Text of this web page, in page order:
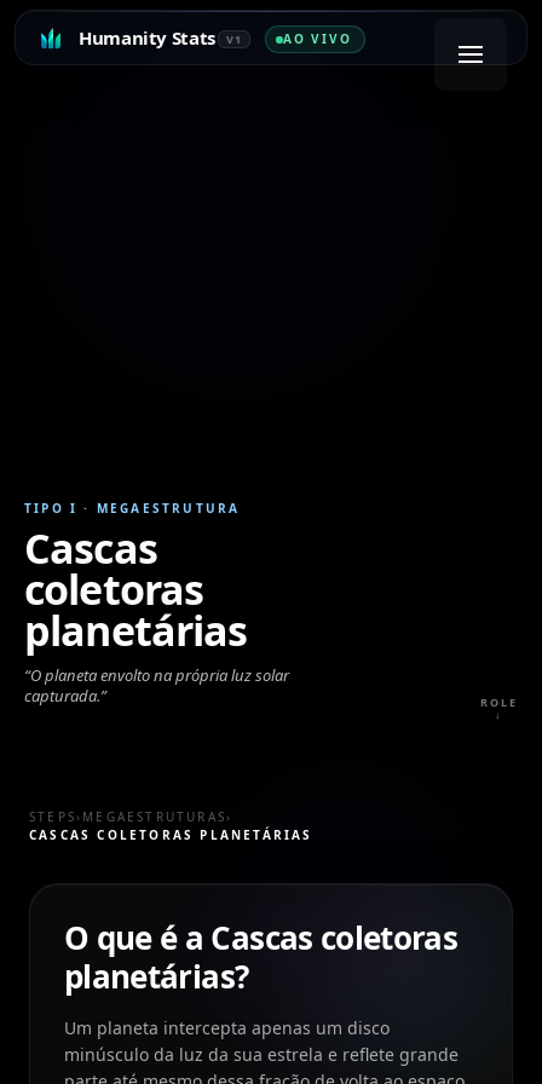
Humanity Stats V1 AO VIVO
TIPO I · MEGAESTRUTURA
Cascas
coletoras
planetárias
“O planeta envolto na própria luz solar
capturada.” ROLE
↓
STEPS › MEGAESTRUTURAS ›
CASCAS COLETORAS PLANETÁRIAS
O que é a Cascas coletoras
planetárias?
Um planeta intercepta apenas um disco
minúsculo da luz da sua estrela e reflete grande